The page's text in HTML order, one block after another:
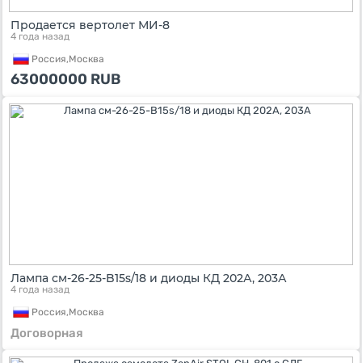
Продается вертолет МИ-8
4 года назад
Россия,Москва
63000000 RUB
Лампа см-26-25-B15s/18 и диоды КД 202А, 203А
4 года назад
Россия,Москва
Договорная